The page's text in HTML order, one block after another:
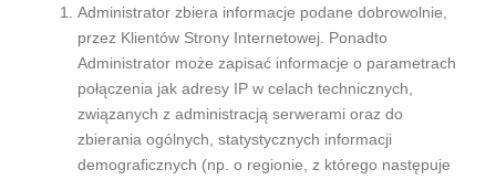
Administrator zbiera informacje podane dobrowolnie,
przez Klientów Strony Internetowej. Ponadto
Administrator może zapisać informacje o parametrach
połączenia jak adresy IP w celach technicznych,
związanych z administracją serwerami oraz do
zbierania ogólnych, statystycznych informacji
demograficznych (np. o regionie, z którego następuje